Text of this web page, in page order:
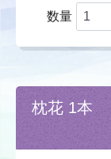
数量
枕花 1本